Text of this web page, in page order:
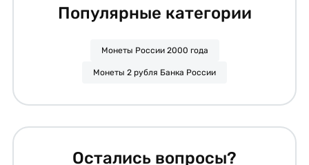
Популярные категории
Монеты России 2000 года
Монеты 2 рубля Банка России
Остались вопросы?